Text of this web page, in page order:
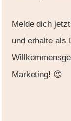
Melde dich
und erhalte als
Marketing! 😍